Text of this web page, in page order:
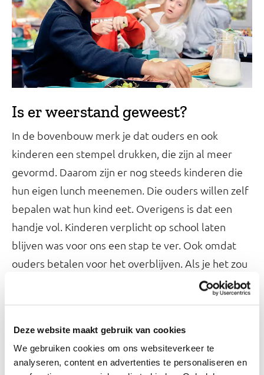
Deze website maakt gebruik van cookies
We gebruiken cookies om ons websiteverkeer te
analyseren, content en advertenties te personaliseren en
Is er weerstand geweest?
In de bovenbouw merk je dat ouders en ook
kinderen een stempel drukken, die zijn al meer
gevormd. Daarom zijn er nog steeds kinderen die
hun eigen lunch meenemen. Die ouders willen zelf
bepalen wat hun kind eet. Overigens is dat een
handje vol. Kinderen verplicht op school laten
blijven was voor ons een stap te ver. Ook omdat
ouders betalen voor het overblijven. Als je het zou
verplichten, dan zouden ze met de hakken in het
Chocoladepasta, hagelslag, koekjes en pakjes
drinken, dat mag niet meer bij de eigen lunch. Als